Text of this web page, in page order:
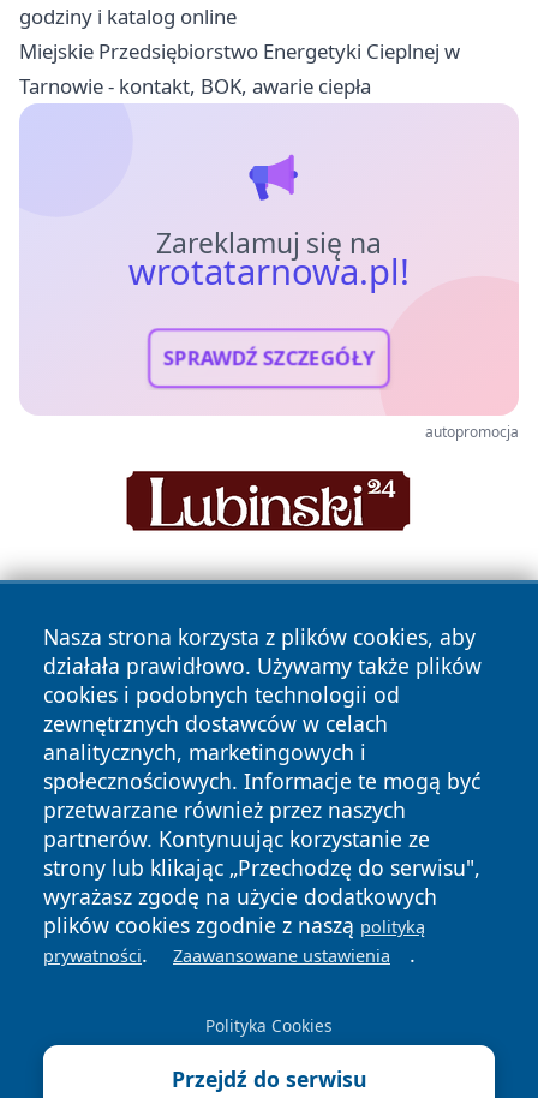
godziny i katalog online
Miejskie Przedsiębiorstwo Energetyki Cieplnej w
Tarnowie - kontakt, BOK, awarie ciepła
Zareklamuj się na
wrotatarnowa.pl!
SPRAWDŹ SZCZEGÓŁY
autopromocja
Nasza strona korzysta z plików cookies, aby
działała prawidłowo. Używamy także plików
cookies i podobnych technologii od
zewnętrznych dostawców w celach
analitycznych, marketingowych i
społecznościowych. Informacje te mogą być
przetwarzane również przez naszych
partnerów. Kontynuując korzystanie ze
strony lub klikając „Przechodzę do serwisu",
wyrażasz zgodę na użycie dodatkowych
plików cookies zgodnie z naszą polityką
prywatności. Zaawansowane ustawienia .
Polityka Cookies
Przejdź do serwisu
Copyright © 2026 wrotatarnowa.pl Wszystkie prawa
zastrzeżone.
News Autorzy
Polityka
Prywatności
Polityka
Cookies